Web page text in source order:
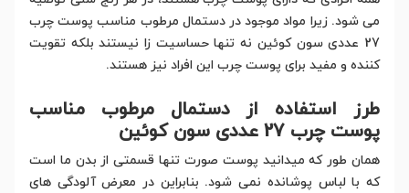
می شود. زیرا مواد موجود در دستمال مرطوب مناسب پوست چرب
27 عددی سون کوئین نه تنها حساسیت زا نیستند بلکه تقویت
کننده و مفید برای پوست چرب این افراد نیز هستند.
طرز استفاده از دستمال مرطوب مناسب
پوست چرب 27 عددی سون کوئین
همان طور که میدانید پوست صورت تنها قسمتی از بدن ما است
که با لباس پوشانده نمی شود. بنابراین در معرض آلودگی های